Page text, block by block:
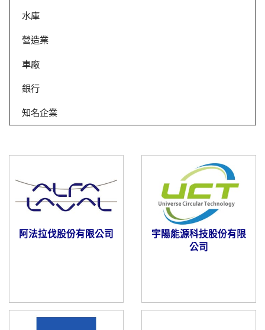
水庫
營造業
車廠
銀行
知名企業
阿法拉伐股份有限公司
宇陽能源科技股份有限
公司